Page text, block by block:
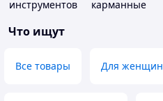
инструментов
карманные
Что ищут
Все товары Для женщин